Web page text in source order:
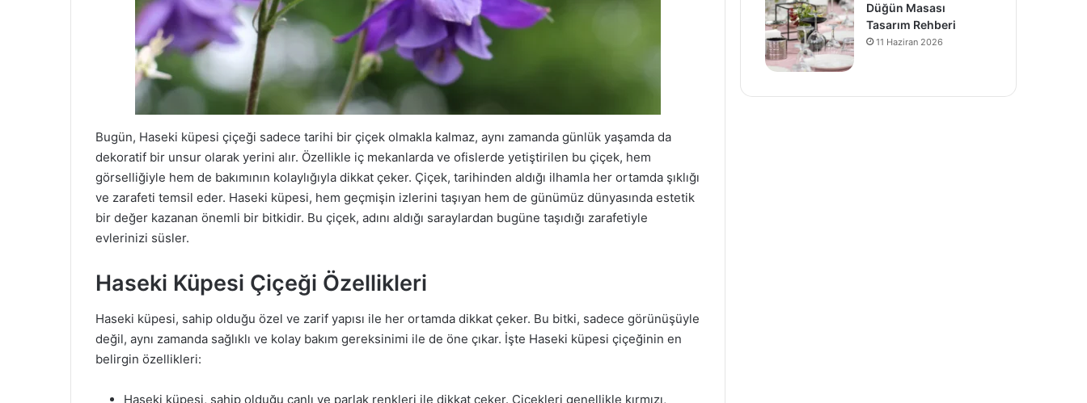
Bugün, Haseki küpesi çiçeği sadece tarihi bir çiçek olmakla kalmaz, aynı zamanda günlük yaşamda da
dekoratif bir unsur olarak yerini alır. Özellikle iç mekanlarda ve ofislerde yetiştirilen bu çiçek, hem
görselliğiyle hem de bakımının kolaylığıyla dikkat çeker. Çiçek, tarihinden aldığı ilhamla her ortamda şıklığı
ve zarafeti temsil eder. Haseki küpesi, hem geçmişin izlerini taşıyan hem de günümüz dünyasında estetik
bir değer kazanan önemli bir bitkidir. Bu çiçek, adını aldığı saraylardan bugüne taşıdığı zarafetiyle
evlerinizi süsler.
Haseki Küpesi Çiçeği Özellikleri
Haseki küpesi, sahip olduğu özel ve zarif yapısı ile her ortamda dikkat çeker. Bu bitki, sadece görünüşüyle
değil, aynı zamanda sağlıklı ve kolay bakım gereksinimi ile de öne çıkar. İşte Haseki küpesi çiçeğinin en
belirgin özellikleri:
Haseki küpesi, sahip olduğu canlı ve parlak renkleri ile dikkat çeker. Çiçekleri genellikle kırmızı,
Düğün Masası
Tasarım Rehberi
11 Haziran 2026